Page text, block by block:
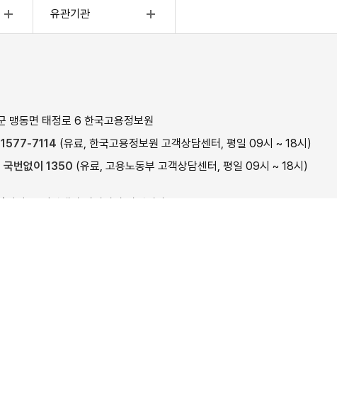
)
유관기관
4대사회보험정보연계센터
근로복지공단
한국기술교육대학교
한국폴리텍대학
맹동면 태정로 6 한국고용정보원
1577-7114 (유료, 한국고용정보원 고객상담센터, 평일 09시 ~ 18시)
국번없이 1350 (유료, 고용노동부 고객상담센터, 평일 09시 ~ 18시)
이며, 통신판매의 당사자가 아닙니다.